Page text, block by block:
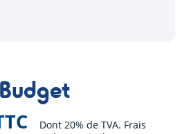
Budget
Dont 20% de TVA. Frais